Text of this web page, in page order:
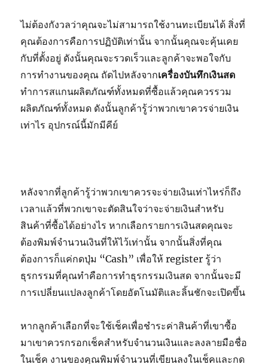
ไม่ต้องกังวลว่าคุณจะไม่สามารถใช้งานทะเบียนได้ สิ่งที่
คุณต้องการคือการปฏิบัติเท่านั้น จากนั้นคุณจะคุ้นเคย
กับที่ตั้งอยู่ ดังนั้นคุณจะรวดเร็วและลูกค้าจะพอใจกับ
การทำงานของคุณ ถัดไปหลังจากเครื่องบันทึกเงินสด
ทำการสแกนผลิตภัณฑ์ทั้งหมดที่ซื้อแล้วคุณควรรวม
ผลิตภัณฑ์ทั้งหมด ดังนั้นลูกค้ารู้ว่าพวกเขาควรจ่ายเงิน
เท่าไร อุปกรณ์นี้มักมีคีย์
หลังจากที่ลูกค้ารู้ว่าพวกเขาควรจะจ่ายเงินเท่าไหร่ก็ถึง
เวลาแล้วที่พวกเขาจะตัดสินใจว่าจะจ่ายเงินสำหรับ
สินค้าที่ซื้อได้อย่างไร หากเลือกรายการเงินสดคุณจะ
ต้องพิมพ์จำนวนเงินที่ให้ไว้เท่านั้น จากนั้นสิ่งที่คุณ
ต้องการก็แค่กดปุ่ม “Cash” เพื่อให้ register รู้ว่า
ธุรกรรมที่คุณทำคือการทำธุรกรรมเงินสด จากนั้นจะมี
การเปลี่ยนแปลงลูกค้าโดยอัตโนมัติและลิ้นชักจะเปิดขึ้น
หากลูกค้าเลือกที่จะใช้เช็คเพื่อชำระค่าสินค้าที่เขาซื้อ
มาเขาควรกรอกเช็คสำหรับจำนวนเงินและลงลายมือชื่อ
ในเช็ค งานของคุณพิมพ์จำนวนที่เขียนลงในเช็คและกด